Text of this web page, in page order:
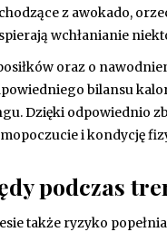
z awokado,
wchłanianie
oraz o
bilansu
Dzięki odpowiednio
i kondycję
podczas
także ryzyko